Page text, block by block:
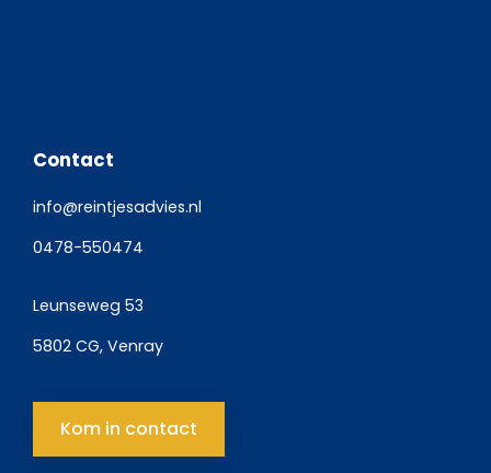
Contact
info@reintjesadvies.nl
0478-550474
Leunseweg 53
5802 CG, Venray
Kom in contact